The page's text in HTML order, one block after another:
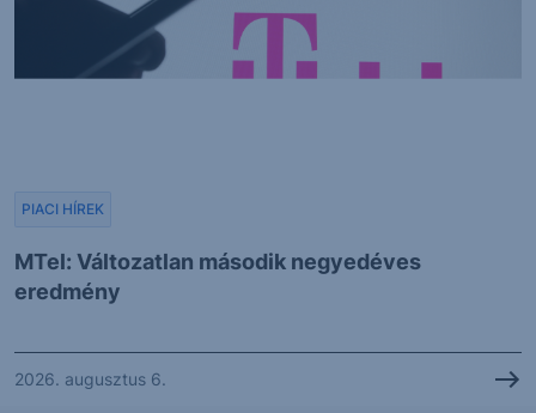
MTel: Változatlan második negyedéves
eredmény
PIACI HÍREK
2026. augusztus 6.